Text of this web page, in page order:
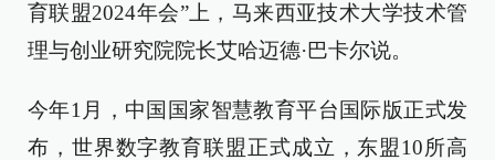
育联盟2024年会”上，马来西亚技术大学技术管
理与创业研究院院长艾哈迈德·巴卡尔说。
今年1月，中国国家智慧教育平台国际版正式发
布，世界数字教育联盟正式成立，东盟10所高